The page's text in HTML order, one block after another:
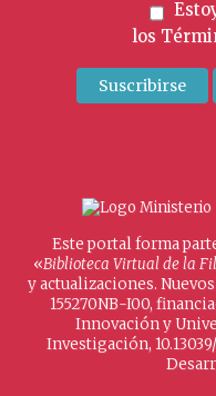
los
Este portal forma
«Biblioteca Virtual de la
y actualizaciones.
155270NB-I00,
Innovación y
Investigación,